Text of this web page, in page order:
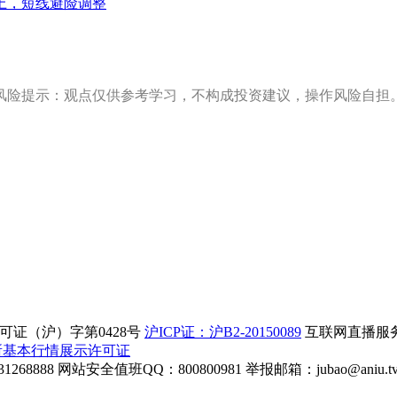
险提示：观点仅供参考学习，不构成投资建议，操作风险自担
证（沪）字第0428号 沪ICP证：沪B2-20150089 互联网直播服
本行情展示许可证
网站安全值班QQ：800800981 举报邮箱：